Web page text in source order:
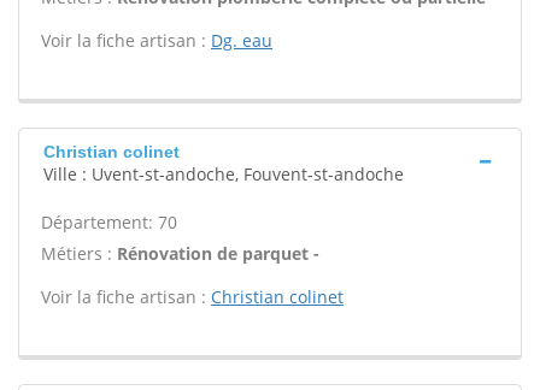
Voir la fiche artisan : Dg. eau
Christian colinet
Ville : Uvent-st-andoche, Fouvent-st-andoche
Département: 70
Métiers : Rénovation de parquet -
Voir la fiche artisan : Christian colinet